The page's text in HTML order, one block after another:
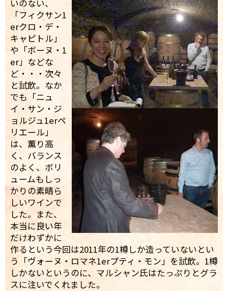
いのない、
「フィクサン1
erクロ・デ・
キャピトル」
や「ボーヌ・1
er」などな
ど・・・次々
と試飲。なか
でも「ニュ
イ・サン・ジ
ョルジュ1erペ
リエール」
は、薫り高
く、バランス
のよく、ボリ
ュームもしっ
かりの素晴ら
しいワインで
した。また、
本当に良い年
だけわずかに
作るという今回は2011年の1樽しか造っていないとい
う「ヴォーヌ・ロマネ1erプティ・モン」を試飲。1樽
しかないというのに、マルシャン氏はたっぷりとグラ
スに注いでくれました。